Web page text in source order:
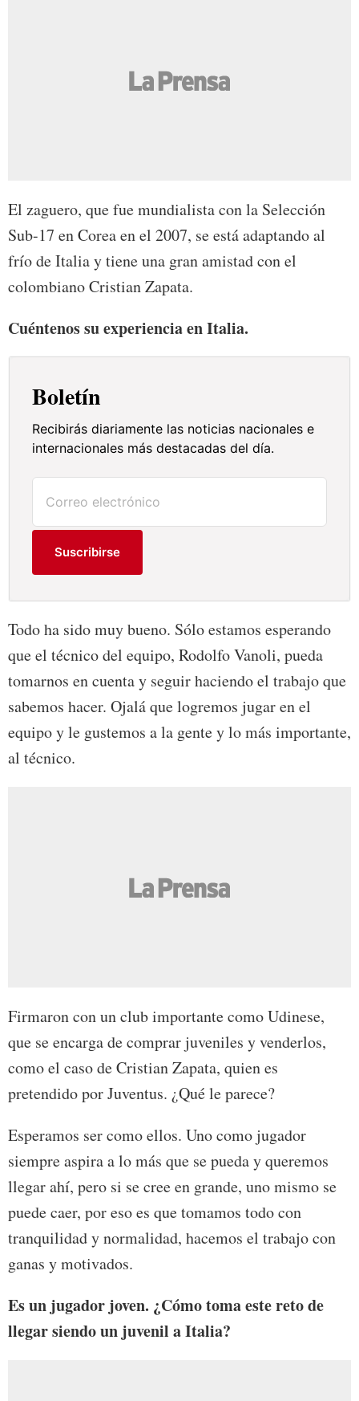
El zaguero, que fue mundialista con la Selección
Sub-17 en Corea en el 2007, se está adaptando al
frío de Italia y tiene una gran amistad con el
colombiano Cristian Zapata.
Cuéntenos su experiencia en Italia.
Boletín
Recibirás diariamente las noticias nacionales e
internacionales más destacadas del día.
Suscribirse
Todo ha sido muy bueno. Sólo estamos esperando
que el técnico del equipo, Rodolfo Vanoli, pueda
tomarnos en cuenta y seguir haciendo el trabajo que
sabemos hacer. Ojalá que logremos jugar en el
equipo y le gustemos a la gente y lo más importante,
al técnico.
Firmaron con un club importante como Udinese,
que se encarga de comprar juveniles y venderlos,
como el caso de Cristian Zapata, quien es
pretendido por Juventus. ¿Qué le parece?
Esperamos ser como ellos. Uno como jugador
siempre aspira a lo más que se pueda y queremos
llegar ahí, pero si se cree en grande, uno mismo se
puede caer, por eso es que tomamos todo con
tranquilidad y normalidad, hacemos el trabajo con
ganas y motivados.
Es un jugador joven. ¿Cómo toma este reto de
llegar siendo un juvenil a Italia?